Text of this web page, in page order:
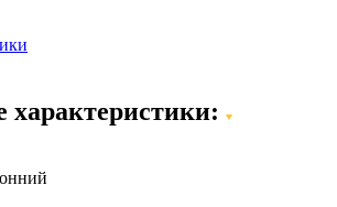
характеристики: